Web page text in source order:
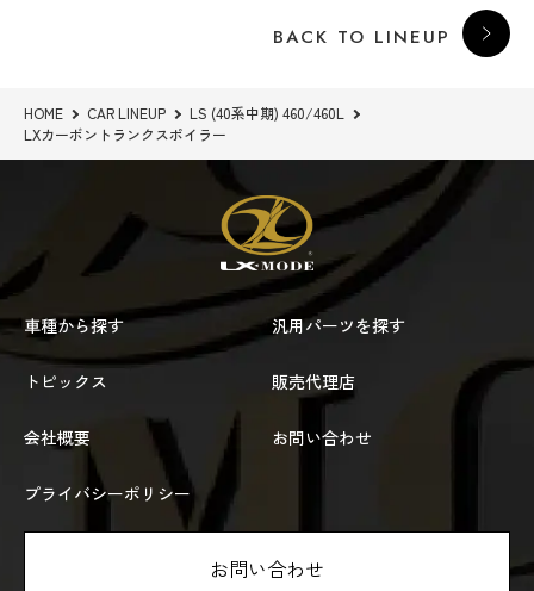
BACK TO LINEUP
HOME CAR LINEUP
LS (40系中期) 460/460L
LXカーボントランクスポイラー
車種から探す 汎用パーツを探す
トピックス 販売代理店
会社概要 お問い合わせ
プライバシーポリシー
お問い合わせ